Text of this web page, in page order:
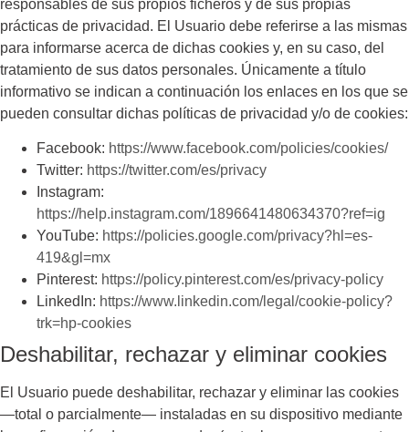
responsables de sus propios ficheros y de sus propias
prácticas de privacidad. El Usuario debe referirse a las mismas
para informarse acerca de dichas cookies y, en su caso, del
tratamiento de sus datos personales. Únicamente a título
informativo se indican a continuación los enlaces en los que se
pueden consultar dichas políticas de privacidad y/o de cookies:
Facebook: https://www.facebook.com/policies/cookies/
Twitter: https://twitter.com/es/privacy
Instagram:
https://help.instagram.com/1896641480634370?ref=ig
YouTube: https://policies.google.com/privacy?hl=es-
419&gl=mx
Pinterest: https://policy.pinterest.com/es/privacy-policy
LinkedIn: https://www.linkedin.com/legal/cookie-policy?
trk=hp-cookies
Deshabilitar, rechazar y eliminar cookies
El Usuario puede deshabilitar, rechazar y eliminar las cookies
—total o parcialmente— instaladas en su dispositivo mediante